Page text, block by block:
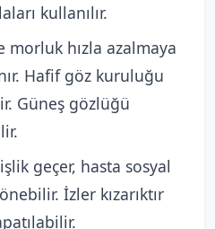
kullanılır.
morluk hızla azalmaya
Hafif göz kuruluğu
Güneş gözlüğü
geçer, hasta sosyal
İzler kızarıktır